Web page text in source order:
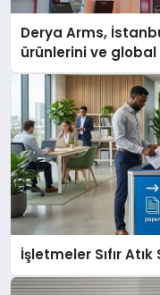
Derya Arms,
ürünlerini ve
İşletmeler Sıfır